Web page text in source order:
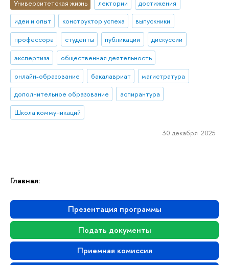
Главная:
Презентация программы
Подать документы
Приемная комиссия
Университетская жизнь лектории
достижения
идеи и опыт
конструктор успеха
выпускники
профессора
студенты публикации
дискуссии
экспертиза
общественная деятельность
онлайн-образование
бакалавриат
магистратура
дополнительное образование
аспирантура
Школа коммуникаций
30 декабря 2025